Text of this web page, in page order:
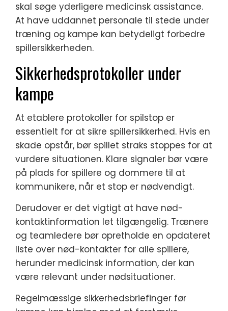
skal søge yderligere medicinsk assistance.
At have uddannet personale til stede under
træning og kampe kan betydeligt forbedre
spillersikkerheden.
Sikkerhedsprotokoller under
kampe
At etablere protokoller for spilstop er
essentielt for at sikre spillersikkerhed. Hvis en
skade opstår, bør spillet straks stoppes for at
vurdere situationen. Klare signaler bør være
på plads for spillere og dommere til at
kommunikere, når et stop er nødvendigt.
Derudover er det vigtigt at have nød-
kontaktinformation let tilgængelig. Trænere
og teamledere bør opretholde en opdateret
liste over nød-kontakter for alle spillere,
herunder medicinsk information, der kan
være relevant under nødsituationer.
Regelmæssige sikkerhedsbriefinger før